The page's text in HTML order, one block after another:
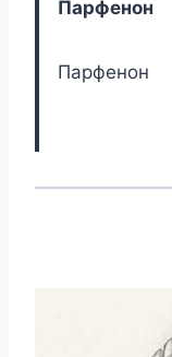
Парфенон
Парфенон